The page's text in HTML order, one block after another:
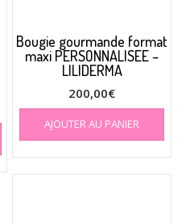
Ce
produit
a
plusieurs
Bougie gourmande format
maxi PERSONNALISEE –
LILIDERMA
200,00€
AJOUTER AU PANIER